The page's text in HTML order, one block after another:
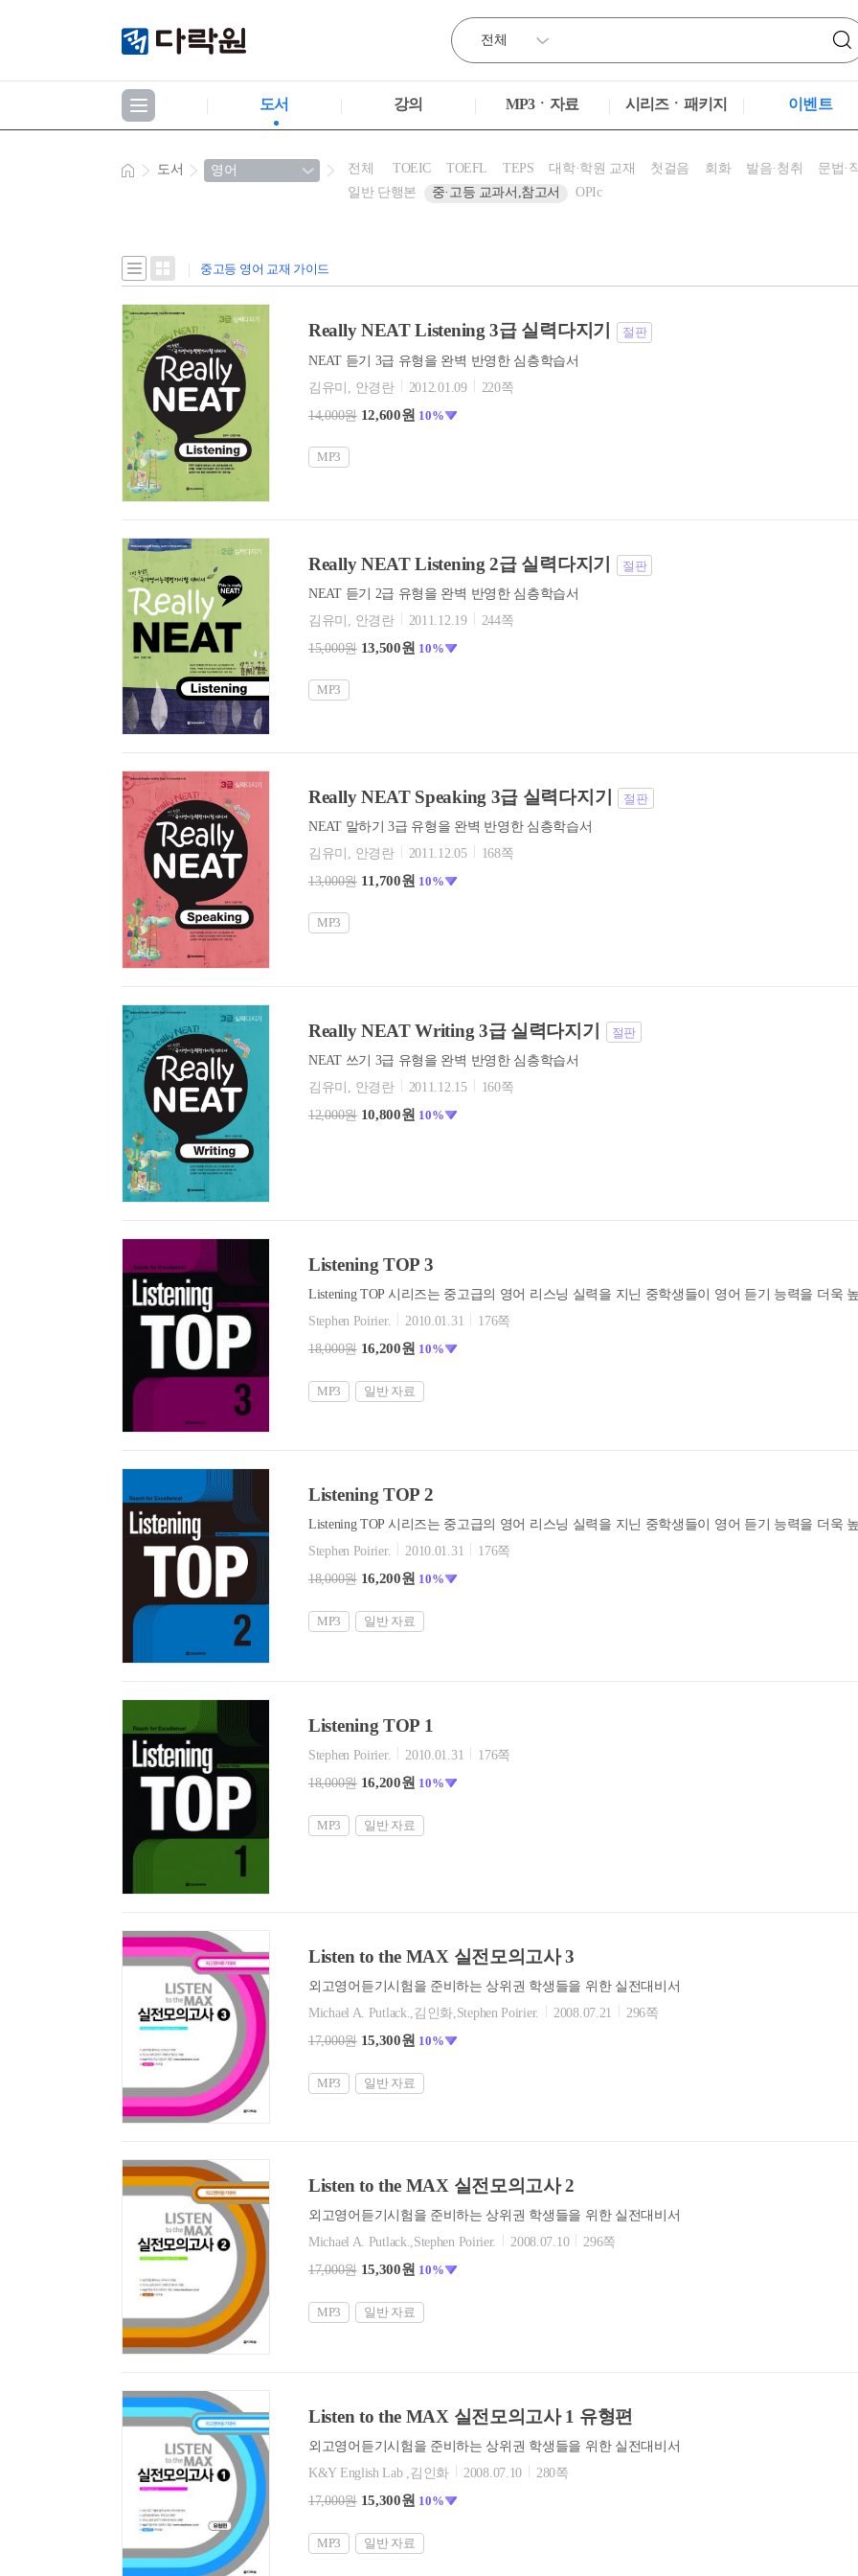
도서 강의 MP3ㆍ자료 시리즈ㆍ패키지 이벤트
도서 전체 TOEIC TOEFL TEPS 대학·학원 교재 첫걸음 회화 발음·청취
문법·
일반 단행본
중·고등 교과서,참고서 OPIc
중고등 영어 교재 가이드
Really NEAT Listening 3급 실력다지기
절판
NEAT 듣기 3급 유형을 완벽 반영한 심층학습서
김유미, 안경란
2012.01.09
220쪽
14,000원 12,600원 10%
MP3
Really NEAT Listening 2급 실력다지기
절판
NEAT 듣기 2급 유형을 완벽 반영한 심층학습서
김유미, 안경란
2011.12.19
244쪽
15,000원 13,500원 10%
MP3
Really NEAT Speaking 3급 실력다지기
절판
NEAT 말하기 3급 유형을 완벽 반영한 심층학습서
김유미, 안경란
2011.12.05
168쪽
13,000원 11,700원 10%
MP3
Really NEAT Writing 3급 실력다지기
절판
NEAT 쓰기 3급 유형을 완벽 반영한 심층학습서
김유미, 안경란
2011.12.15
160쪽
12,000원 10,800원 10%
Listening TOP 3
Stephen Poirier. 2010.01.31
176쪽
18,000원 16,200원 10%
MP3 일반 자료
Listening TOP 2
Stephen Poirier. 2010.01.31
176쪽
18,000원 16,200원 10%
MP3 일반 자료
Listening TOP 1
Stephen Poirier. 2010.01.31
176쪽
18,000원 16,200원 10%
MP3 일반 자료
Listen to the MAX 실전모의고사 3
외고영어듣기시험을 준비하는 상위권 학생들을 위한 실전대비서
Michael A. Putlack.,김인화,Stephen Poirier.
2008.07.21
296쪽
17,000원 15,300원 10%
MP3 일반 자료
Listen to the MAX 실전모의고사 2
외고영어듣기시험을 준비하는 상위권 학생들을 위한 실전대비서
Michael A. Putlack.,Stephen Poirier.
2008.07.10
296쪽
17,000원 15,300원 10%
MP3 일반 자료
Listen to the MAX 실전모의고사 1 유형편
외고영어듣기시험을 준비하는 상위권 학생들을 위한 실전대비서
K&Y English Lab ,김인화
2008.07.10
280쪽
17,000원 15,300원 10%
MP3 일반 자료